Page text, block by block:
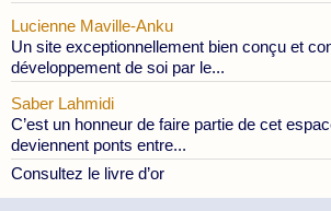
Lucienne Maville-Anku
Un site exceptionnellement bien conçu et
développement de soi par le...
Saber Lahmidi
C’est un honneur de faire partie de cet
deviennent ponts entre...
Consultez le livre d’or